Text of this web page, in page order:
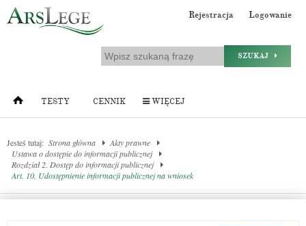
Rejestracja Logowanie
SZUKAJ
TESTY CENNIK WIĘCEJ
Jesteś tutaj: Strona główna
Akty prawne
Ustawa o dostępie do informacji publicznej
Rozdział 2. Dostęp do informacji publicznej
Art. 10. Udostępnienie informacji publicznej na wniosek